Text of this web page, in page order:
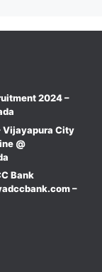
2024 –
City
@
Bank
–